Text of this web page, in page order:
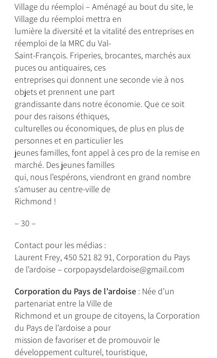
Village du réemploi – Aménagé au bout du site, le
Village du réemploi mettra en
lumière la diversité et la vitalité des entreprises en
réemploi de la MRC du Val-
Saint-François. Friperies, brocantes, marchés aux
puces ou antiquaires, ces
entreprises qui donnent une seconde vie à nos
objets et prennent une part
grandissante dans notre économie. Que ce soit
pour des raisons éthiques,
culturelles ou économiques, de plus en plus de
personnes et en particulier les
jeunes familles, font appel à ces pro de la remise en
marché. Des jeunes familles
qui, nous l’espérons, viendront en grand nombre
s’amuser au centre-ville de
Richmond !
– 30 –
Contact pour les médias :
Laurent Frey, 450 521 82 91, Corporation du Pays
de l’ardoise – corpopaysdelardoise@gmail.com
Corporation du Pays de l’ardoise : Née d’un
partenariat entre la Ville de
Richmond et un groupe de citoyens, la Corporation
du Pays de l’ardoise a pour
mission de favoriser et de promouvoir le
développement culturel, touristique,